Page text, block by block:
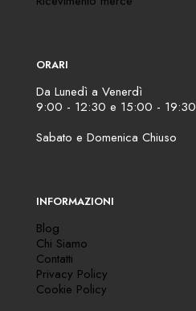
ORARI
Da Lunedì a Venerdì
9:00 - 12:30 e 15:00 - 19:30
Sabato e Domenica Chiuso
INFORMAZIONI
Blog
Chi Siamo
Contatti
Privacy Policy
Cookie Policy